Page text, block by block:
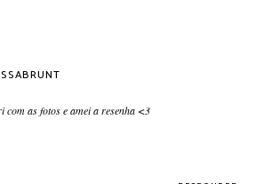
as fotos e amei a resenha <3